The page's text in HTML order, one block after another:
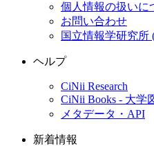
個人情報の扱いに
お問い合わせ
国立情報学研究所
ヘルプ
CiNii Research
CiNii Books - 大学
メタデータ・API
新着情報